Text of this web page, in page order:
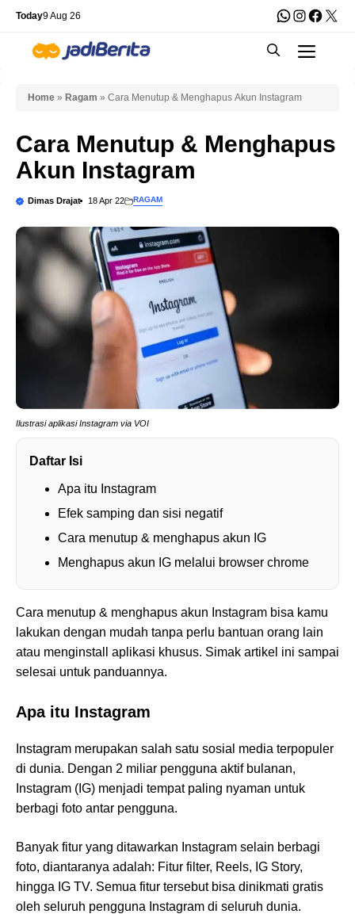
Skip
content
Today9 Aug 26 WhatsApp
X
Home » Ragam » Cara Menutup & Menghapus Akun Instagram
Cara Menutup & Menghapus
Akun Instagram
Dimas Drajat 18 Apr 22 RAGAM
Ilustrasi aplikasi Instagram via VOI
Daftar Isi
Apa itu Instagram
Efek samping dan sisi negatif
Cara menutup & menghapus akun IG
Menghapus akun IG melalui browser chrome
Cara menutup & menghapus akun Instagram bisa kamu
lakukan dengan mudah tanpa perlu bantuan orang lain
atau menginstall aplikasi khusus. Simak artikel ini sampai
selesai untuk panduannya.
Apa itu Instagram
Instagram merupakan salah satu sosial media terpopuler
di dunia. Dengan 2 miliar pengguna aktif bulanan,
Instagram (IG) menjadi tempat paling nyaman untuk
berbagi foto antar pengguna.
Banyak fitur yang ditawarkan Instagram selain berbagi
foto, diantaranya adalah: Fitur filter, Reels, IG Story,
hingga IG TV. Semua fitur tersebut bisa dinikmati gratis
oleh seluruh pengguna Instagram di seluruh dunia.